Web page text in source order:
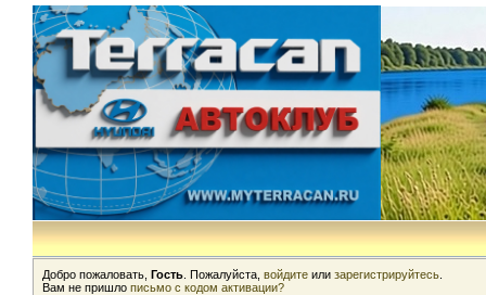
Добро пожаловать, Гость . Пожалуйста, войдите или зарегистрируйтесь
Вам не пришло письмо с кодом активации?